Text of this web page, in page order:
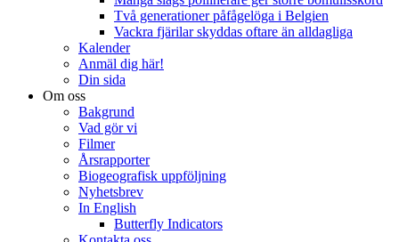
Två generationer påfågelöga i Belgien
Vackra fjärilar skyddas oftare än alldagliga
Kalender
Anmäl dig här!
Din sida
Om oss
Bakgrund
Vad gör vi
Filmer
Årsrapporter
Biogeografisk uppföljning
Nyhetsbrev
In English
Butterfly Indicators